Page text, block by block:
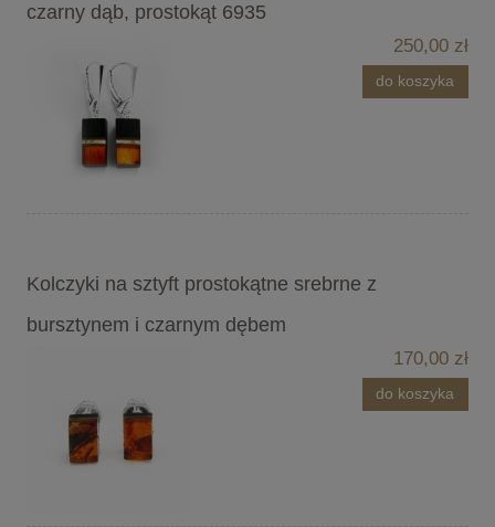
czarny dąb, prostokąt 6935
250,00 zł
do koszyka
Kolczyki na sztyft prostokątne srebrne z
bursztynem i czarnym dębem
170,00 zł
do koszyka